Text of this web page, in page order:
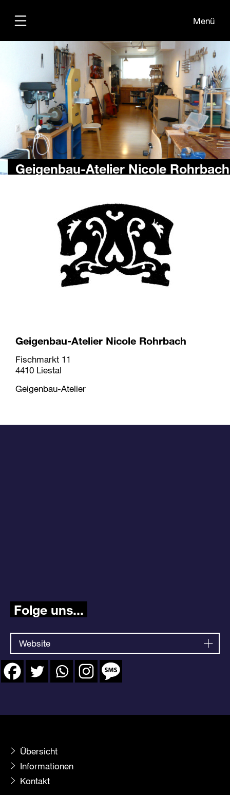
Übersicht
Informationen
Kontakt
Menü
Geigenbau-Atelier Nicole Rohrbach
Geigenbau-Atelier Nicole Rohrbach
Fischmarkt 11
4410 Liestal
Geigenbau-Atelier
Folge uns...
Website
Übersicht
Informationen
Kontakt